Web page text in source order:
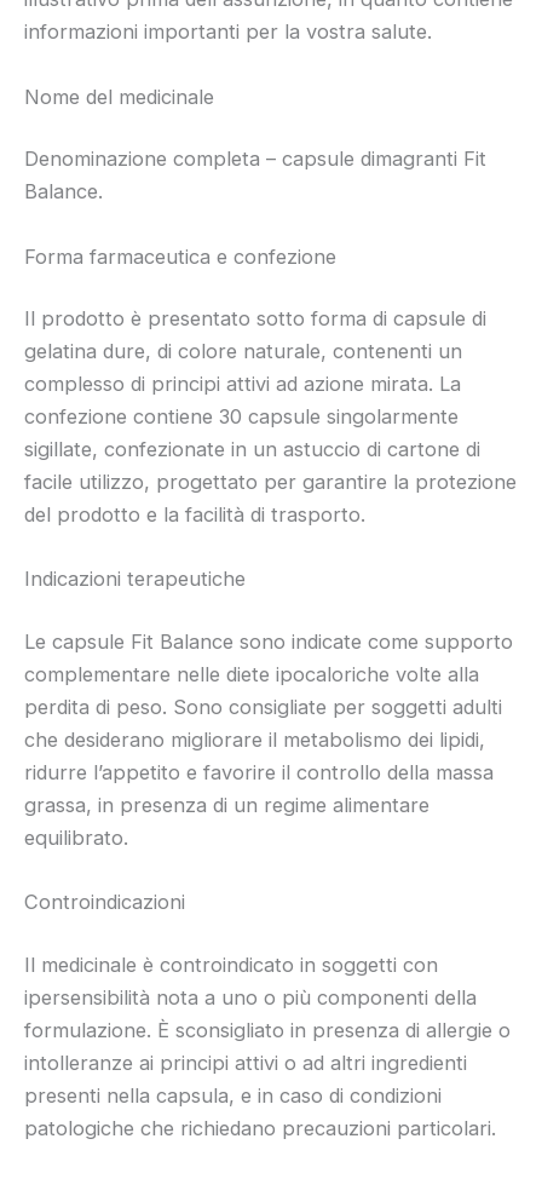
informazioni importanti per la vostra salute.
Nome del medicinale
Denominazione completa – capsule dimagranti Fit
Balance.
Forma farmaceutica e confezione
Il prodotto è presentato sotto forma di capsule di
gelatina dure, di colore naturale, contenenti un
complesso di principi attivi ad azione mirata. La
confezione contiene 30 capsule singolarmente
sigillate, confezionate in un astuccio di cartone di
facile utilizzo, progettato per garantire la protezione
del prodotto e la facilità di trasporto.
Indicazioni terapeutiche
Le capsule Fit Balance sono indicate come supporto
complementare nelle diete ipocaloriche volte alla
perdita di peso. Sono consigliate per soggetti adulti
che desiderano migliorare il metabolismo dei lipidi,
ridurre l’appetito e favorire il controllo della massa
grassa, in presenza di un regime alimentare
equilibrato.
Controindicazioni
Il medicinale è controindicato in soggetti con
ipersensibilità nota a uno o più componenti della
formulazione. È sconsigliato in presenza di allergie o
intolleranze ai principi attivi o ad altri ingredienti
presenti nella capsula, e in caso di condizioni
patologiche che richiedano precauzioni particolari.